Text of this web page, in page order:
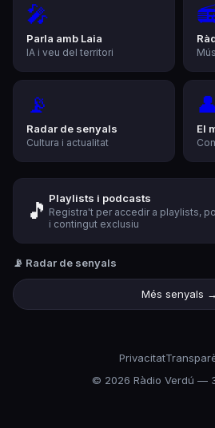
🎤
Parla amb Laia
IA i veu del territori
📡
Radar de senyals
Cultura i actualitat
El
🎵 Playlists i podcasts
Registra't per accedir a playlists,
i contingut exclusiu
📡 Radar de senyals
Més senyals →
Privacitat
© 2026 Ràdio Verdú —